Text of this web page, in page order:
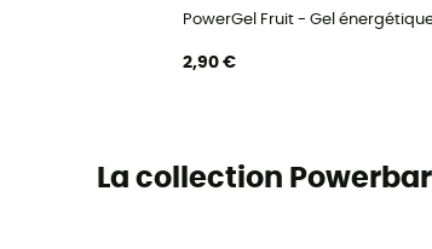
PowerGel Fruit - Gel
2,90 €
La collection Powerbar